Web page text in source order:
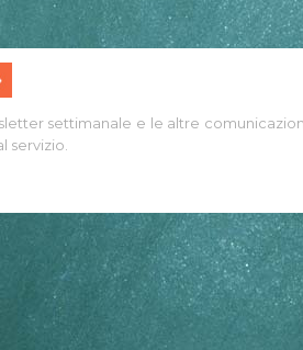
settimanale e le altre
servizio.